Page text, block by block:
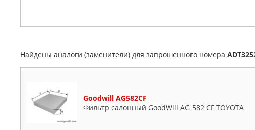
Найдены аналоги (заменители) для запрошенного номера
Goodwill AG582CF
Фильтр салонный GoodWill AG 582 CF TOYOTA